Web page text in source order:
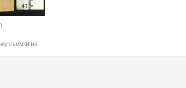
съемки на